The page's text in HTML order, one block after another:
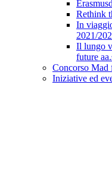
Rethink
In
2021/
Il lungo
future
Concorso Mad
Iniziative ed